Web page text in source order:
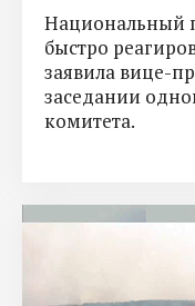
Национальный
быстро
заявила вице-
заседании
комитета.